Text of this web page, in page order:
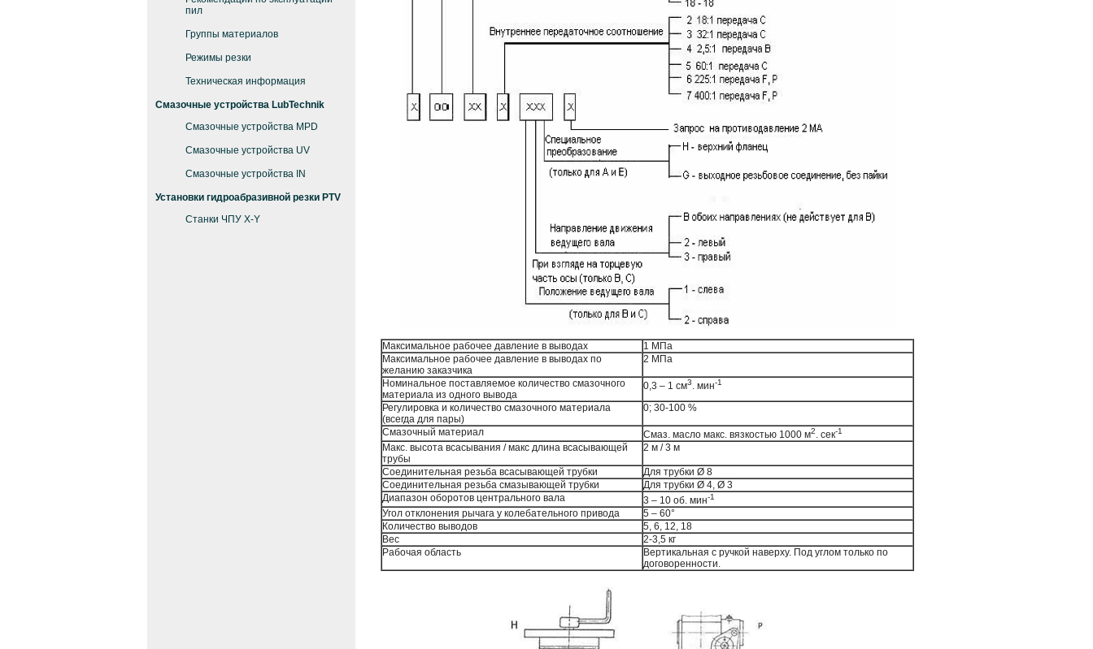
пил
Группы материалов
Режимы резки
Техническая информация
Смазочные устройства LubTechnik
Смазочные устройства MPD
Смазочные устройства UV
Смазочные устройства IN
Установки гидроабразивной резки PTV
Станки ЧПУ X-Y
Максимальное рабочее давление в выводах
1 МПа
Максимальное рабочее давление в выводах по
желанию заказчика
2 МПа
Номинальное поставляемое количество смазочного
материала из одного вывода
0,3 – 1 см3. мин-1
Регулировка и количество смазочного материала
(всегда для пары)
0; 30-100 %
Смазочный материал Смаз. масло макс. вязкостью 1000 м2. сек-1
Макс. высота всасывания / макс длина всасывающей
трубы
2 м / 3 м
Соединительная резьба всасывающей трубки
Для трубки Ø 8
Соединительная резьба смазывающей трубки
Для трубки Ø 4, Ø 3
Диапазон оборотов центрального вала
3 – 10 об. мин-1
Угол отклонения рычага у колебательного привода
5 – 60°
Количество выводов
5, 6, 12, 18
Вес
2-3,5 кг
Рабочая область
Вертикальная с ручкой наверху. Под углом только по
договоренности.